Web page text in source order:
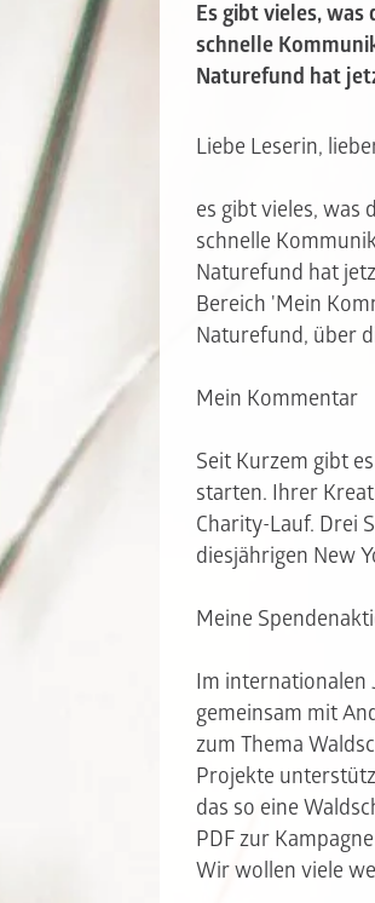
Es gibt vieles,
schnelle
Naturefund hat
Liebe Leserin,
es gibt vieles, was
schnelle
Naturefund hat
Bereich 'Mein
Naturefund, über
Mein Kommentar
Seit Kurzem gibt
starten. Ihrer
Charity-Lauf. Drei
diesjährigen New
Meine
Im
gemeinsam mit
zum Thema
Projekte
das so eine
PDF zur
Wir wollen viele